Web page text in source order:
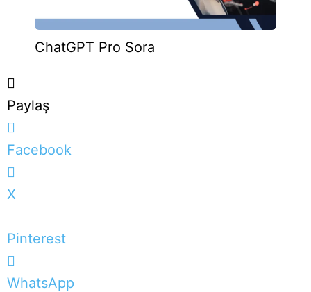
ChatGPT Pro Sora
Paylaş
Facebook
X
Pinterest
WhatsApp